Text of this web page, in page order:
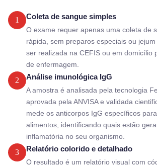
1 Coleta de sangue simples
O exame requer apenas uma coleta de
rápida, sem preparos especiais ou
ser realizada na CEFIS ou em domicílio
de enfermagem.
2 Análise imunológica IgG
A amostra é analisada pela tecnologia
aprovada pela ANVISA e validada
mede os anticorpos IgG específicos
alimentos, identificando quais estão
inflamatória no seu organismo.
3 Relatório colorido e detalhado
O resultado é um relatório visual com